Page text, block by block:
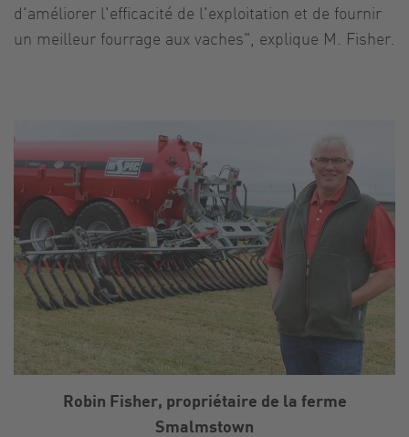
Robin Fisher, propriétaire de la ferme
Smalmstown
d'améliorer l'efficacité de l'exploitation et de fournir
un meilleur fourrage aux vaches", explique M. Fisher.